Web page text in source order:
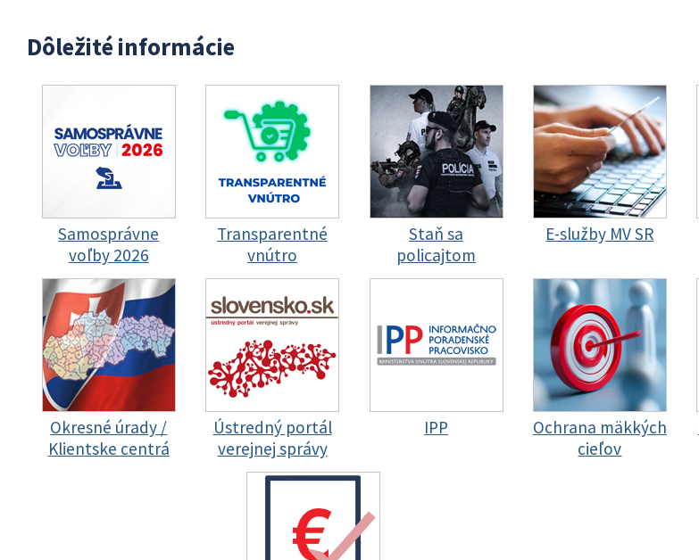
Dôležité informácie
Samosprávne
voľby 2026
Transparentné
vnútro
Staň sa
policajtom
E-služby MV SR
Okresné úrady /
Klientske centrá
Ústredný portál
verejnej správy
IPP
Ochrana mäkkých
cieľov